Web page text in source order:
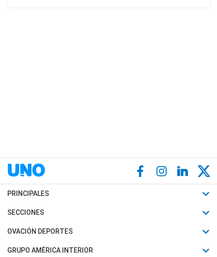
PRINCIPALES
Últimas Noticias
Política
SECCIONES
Horóscopo
Motores
OVACIÓN DEPORTES
Fútbol
GRUPO AMÉRICA INTERIOR